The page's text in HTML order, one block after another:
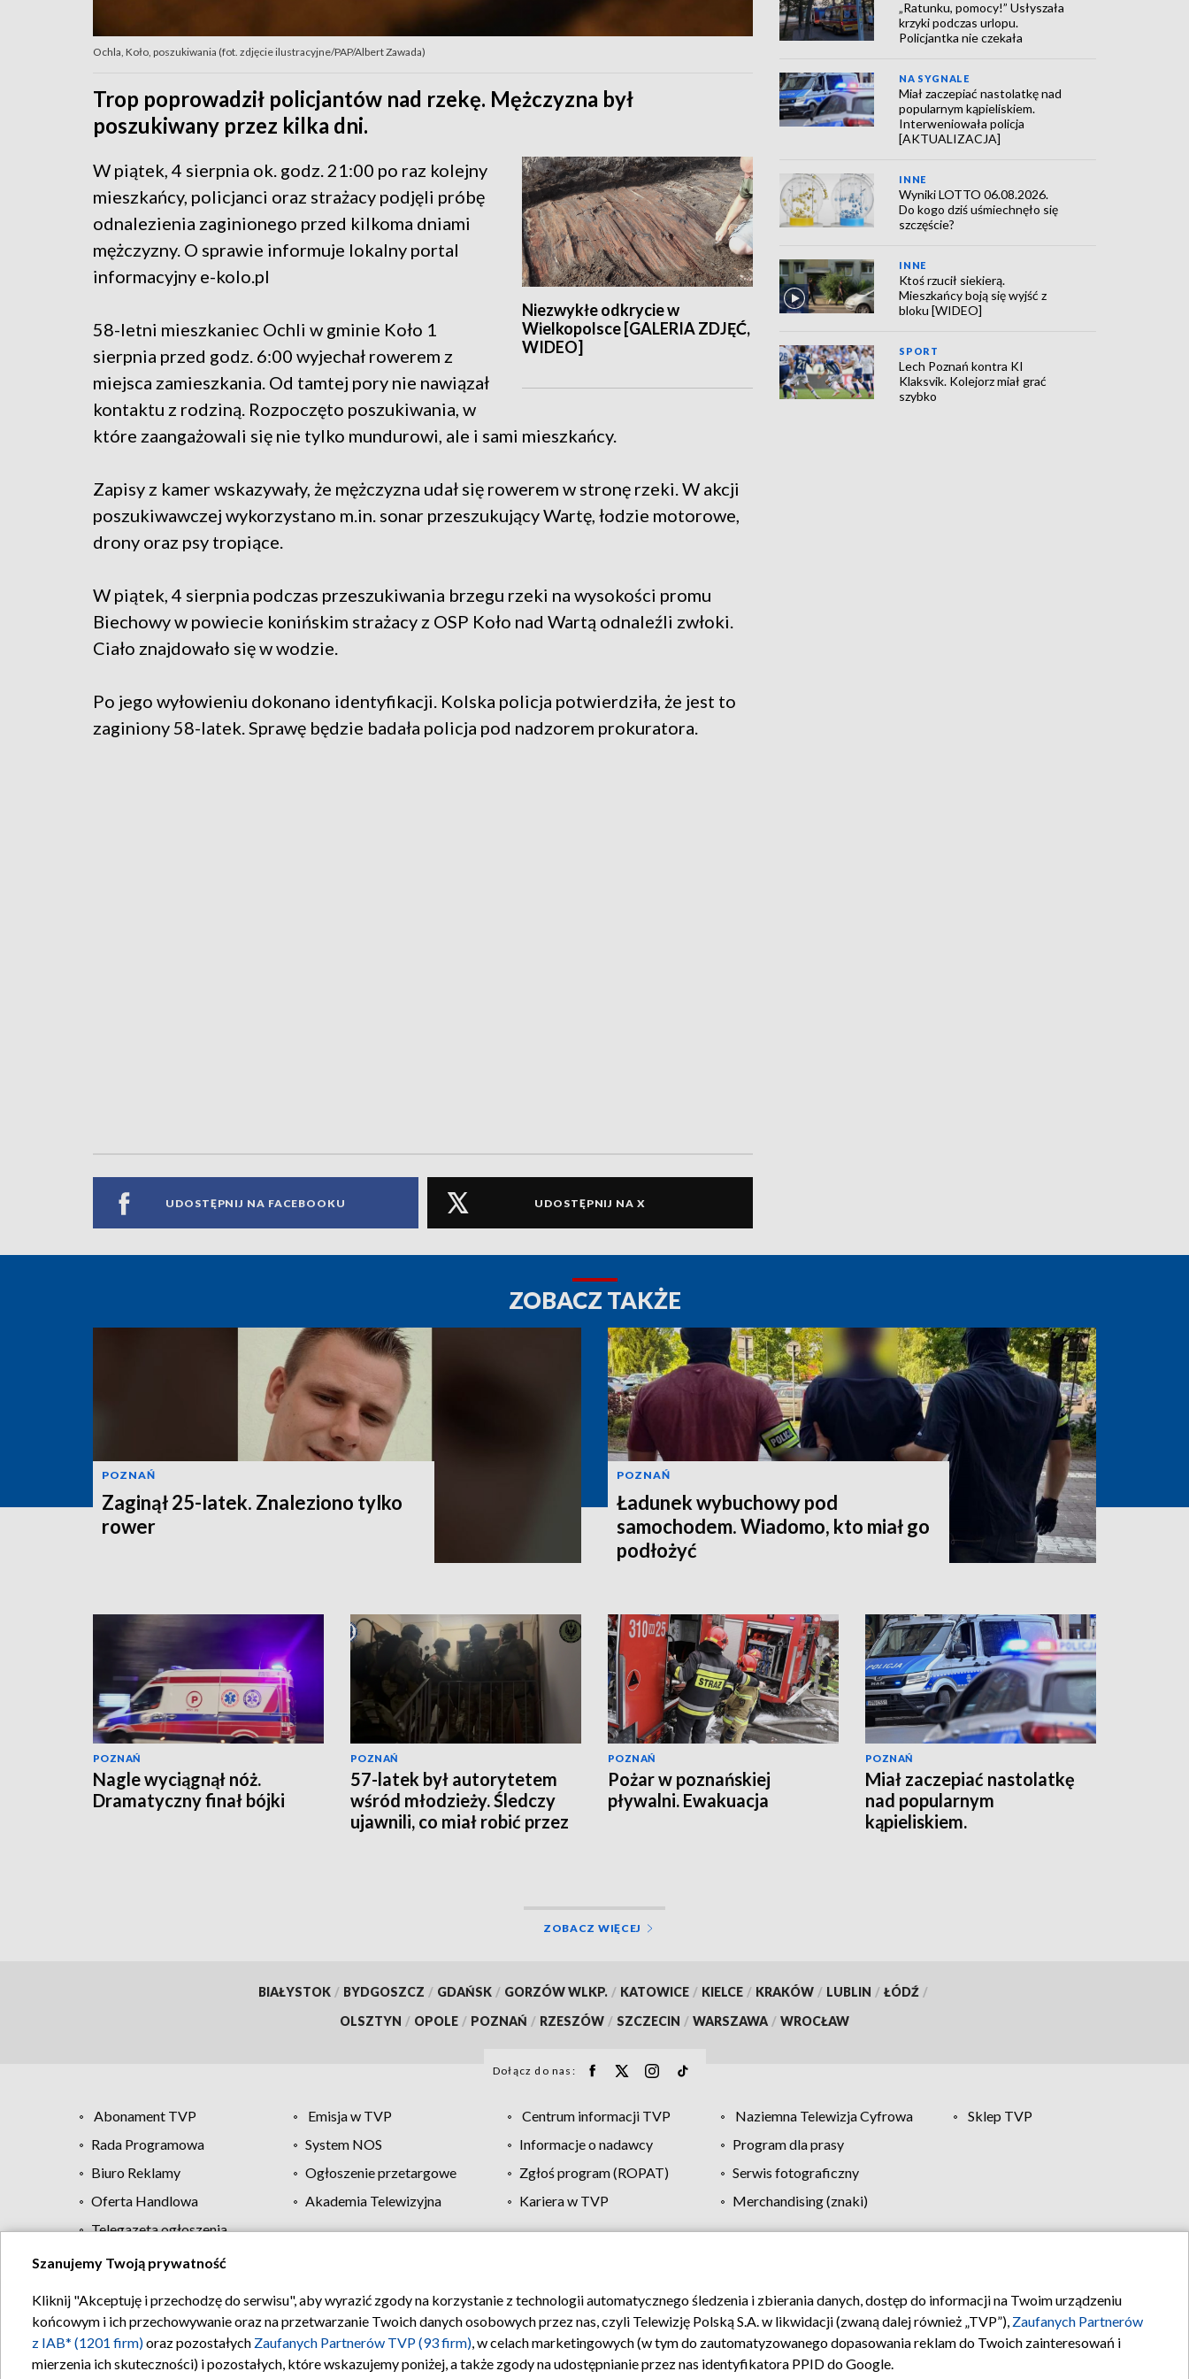
Ochla, Koło, poszukiwania (fot. zdjęcie ilustracyjne/PAP/Albert Zawada)
Trop poprowadził policjantów nad rzekę. Mężczyzna był
poszukiwany przez kilka dni.
Niezwykłe odkrycie w
Wielkopolsce [GALERIA ZDJĘĆ,
WIDEO]
W piątek, 4 sierpnia ok. godz. 21:00 po raz kolejny
mieszkańcy, policjanci oraz strażacy podjęli próbę
odnalezienia zaginionego przed kilkoma dniami
mężczyzny. O sprawie informuje lokalny portal
informacyjny e-kolo.pl
58-letni mieszkaniec Ochli w gminie Koło 1
sierpnia przed godz. 6:00 wyjechał rowerem z
miejsca zamieszkania. Od tamtej pory nie nawiązał
kontaktu z rodziną. Rozpoczęto poszukiwania, w
które zaangażowali się nie tylko mundurowi, ale i sami mieszkańcy.
Zapisy z kamer wskazywały, że mężczyzna udał się rowerem w stronę rzeki. W akcji
poszukiwawczej wykorzystano m.in. sonar przeszukujący Wartę, łodzie motorowe,
drony oraz psy tropiące.
W piątek, 4 sierpnia podczas przeszukiwania brzegu rzeki na wysokości promu
Biechowy w powiecie konińskim strażacy z OSP Koło nad Wartą odnaleźli zwłoki.
Ciało znajdowało się w wodzie.
Po jego wyłowieniu dokonano identyfikacji. Kolska policja potwierdziła, że jest to
zaginiony 58-latek. Sprawę będzie badała policja pod nadzorem prokuratora.
UDOSTĘPNIJ NA FACEBOOKU UDOSTĘPNIJ NA X
„Ratunku, pomocy!” Usłyszała
krzyki podczas urlopu.
Policjantka nie czekała
NA SYGNALE
Miał zaczepiać nastolatkę nad
popularnym kąpieliskiem.
Interweniowała policja
[AKTUALIZACJA]
INNE
Wyniki LOTTO 06.08.2026.
Do kogo dziś uśmiechnęło się
szczęście?
INNE
Ktoś rzucił siekierą.
Mieszkańcy boją się wyjść z
bloku [WIDEO]
SPORT
Lech Poznań kontra KI
Klaksvik. Kolejorz miał grać
szybko
ZOBACZ TAKŻE
POZNAŃ
Zaginął 25-latek. Znaleziono tylko
rower
POZNAŃ
Ładunek wybuchowy pod
samochodem. Wiadomo, kto miał go
podłożyć
POZNAŃ
Nagle wyciągnął nóż.
Dramatyczny finał bójki
POZNAŃ
57-latek był autorytetem
wśród młodzieży. Śledczy
ujawnili, co miał robić przez
POZNAŃ
Pożar w poznańskiej
pływalni. Ewakuacja
POZNAŃ
Miał zaczepiać nastolatkę
nad popularnym
kąpieliskiem.
ZOBACZ WIĘCEJ
BIAŁYSTOK / BYDGOSZCZ / GDAŃSK / GORZÓW WLKP. / KATOWICE / KIELCE / KRAKÓW / LUBLIN / ŁÓDŹ /
OLSZTYN / OPOLE / POZNAŃ / RZESZÓW / SZCZECIN / WARSZAWA / WROCŁAW
Dołącz do nas:
Abonament TVP Emisja w TVP Centrum informacji TVP Naziemna Telewizja Cyfrowa
Sklep TVP
Rada Programowa
System NOS Informacje o nadawcy
Program dla prasy
Biuro Reklamy
Ogłoszenie przetargowe Zgłoś program (ROPAT)
Serwis fotograficzny
Oferta Handlowa
Akademia Telewizyjna Kariera w TVP
Merchandising (znaki)
Telegazeta ogłoszenia
Regulamin TVP Polityka prywatności Moje zgody Pomoc Biuro reklamy Kontakt
Szanujemy Twoją prywatność
Kliknij "Akceptuję i przechodzę do serwisu", aby wyrazić zgody na korzystanie z technologii automatycznego śledzenia i zbierania danych, dostęp do informacji na Twoim urządzeniu
końcowym i ich przechowywanie oraz na przetwarzanie Twoich danych osobowych przez nas, czyli Telewizję Polską S.A. w likwidacji (zwaną dalej również „TVP”), Zaufanych Partnerów
z IAB* (1201 firm)oraz pozostałych Zaufanych Partnerów TVP (93 firm), w celach marketingowych (w tym do zautomatyzowanego dopasowania reklam do Twoich zainteresowań i
mierzenia ich skuteczności) i pozostałych, które wskazujemy poniżej, a także zgody na udostępnianie przez nas identyfikatora PPID do Google.